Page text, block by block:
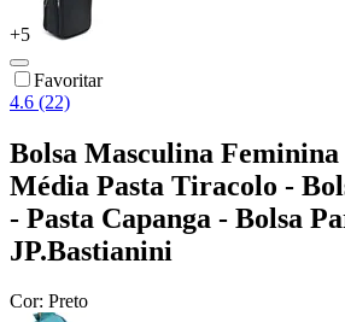
+5
Favoritar
4.6 (22)
Bolsa Masculina
Média Pasta Tiracolo -
- Pasta Capanga - Bolsa
JP.Bastianini
Cor: Preto